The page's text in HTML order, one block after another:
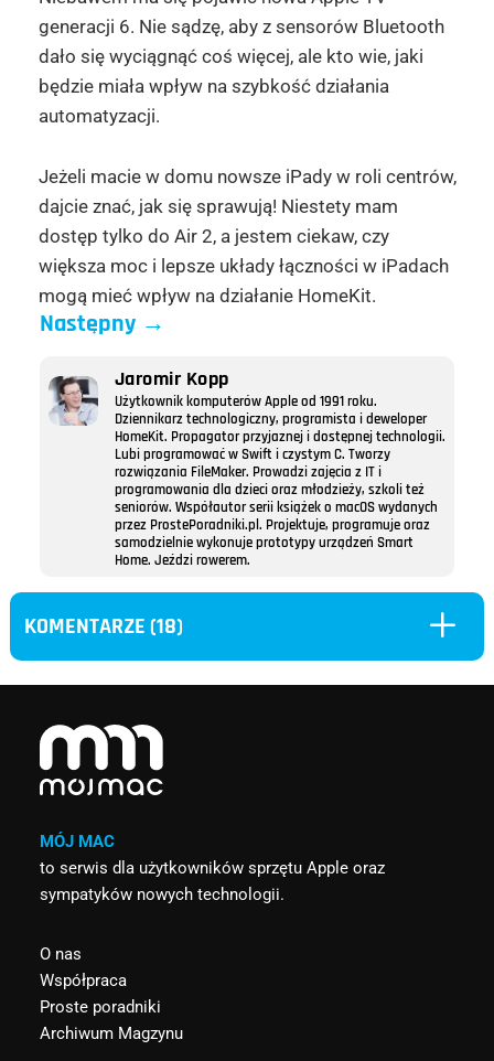
generacji 6. Nie sądzę, aby z sensorów Bluetooth
dało się wyciągnąć coś więcej, ale kto wie, jaki
będzie miała wpływ na szybkość działania
automatyzacji.
Jeżeli macie w domu nowsze iPady w roli centrów,
dajcie znać, jak się sprawują! Niestety mam
dostęp tylko do Air 2, a jestem ciekaw, czy
większa moc i lepsze układy łączności w iPadach
mogą mieć wpływ na działanie HomeKit.
Następny→
Jaromir Kopp
Użytkownik komputerów Apple od 1991 roku.
Dziennikarz technologiczny, programista i deweloper
HomeKit. Propagator przyjaznej i dostępnej technologii.
Lubi programować w Swift i czystym C. Tworzy
rozwiązania FileMaker. Prowadzi zajęcia z IT i
programowania dla dzieci oraz młodzieży, szkoli też
seniorów. Współautor serii książek o macOS wydanych
przez ProstePoradniki.pl. Projektuje, programuje oraz
samodzielnie wykonuje prototypy urządzeń Smart
Home. Jeździ rowerem.
KOMENTARZE (18) L
MÓJ MAC
to serwis dla użytkowników sprzętu Apple oraz
sympatyków nowych technologii.
O nas
Współpraca
Proste poradniki
Archiwum Magzynu